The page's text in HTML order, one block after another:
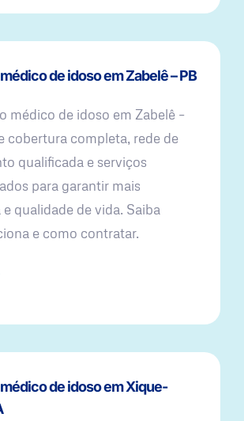
de idoso em Zabelê – PB
médico de idoso em Zabelê –
cobertura completa, rede de
qualificada e serviços
para garantir mais
qualidade de vida. Saiba
e como contratar.
de idoso em Xique-